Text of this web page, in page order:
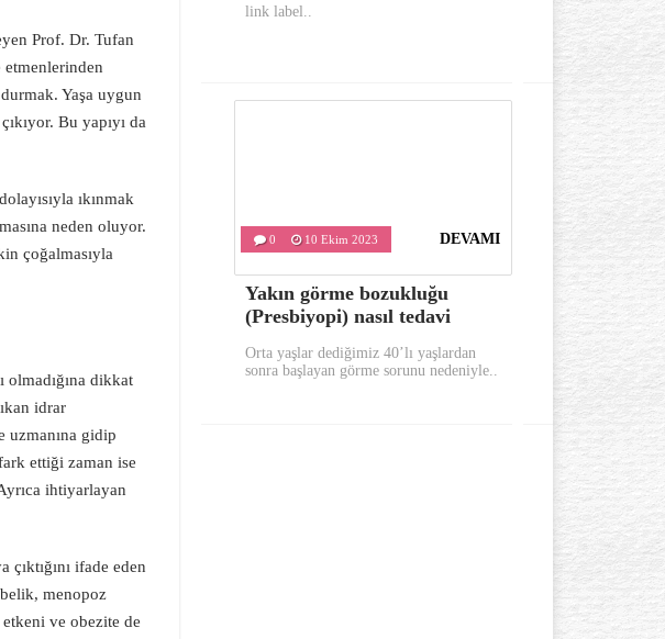
Prof. Dr. Tufan
Yaşa uygun
Bu yapıyı da
ıkınmak
neden oluyor.
çoğalmasıyla
olmadığına dikkat
idrar
uzmanına gidip
ettiği zaman ise
ihtiyarlayan
ifade eden
menopoz
ve obezite de
link label.. link label..
DEVAMI
0 10 Ekim 2023
Yakın görme bozukluğu
(Presbiyopi) nasıl tedavi
Orta yaşlar dediğimiz 40’lı yaşlardan
sonra başlayan görme sorunu nedeniyle..
0
bunları
Sabahları
yerinde